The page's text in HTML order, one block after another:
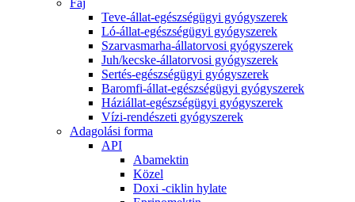
Faj
Teve-állat-egészségügyi gyógyszerek
Ló-állat-egészségügyi gyógyszerek
Szarvasmarha-állatorvosi gyógyszerek
Juh/kecske-állatorvosi gyógyszerek
Sertés-egészségügyi gyógyszerek
Baromfi-állat-egészségügyi gyógyszerek
Háziállat-egészségügyi gyógyszerek
Vízi-rendészeti gyógyszerek
Adagolási forma
API
Abamektin
Közel
Doxi -ciklin hylate